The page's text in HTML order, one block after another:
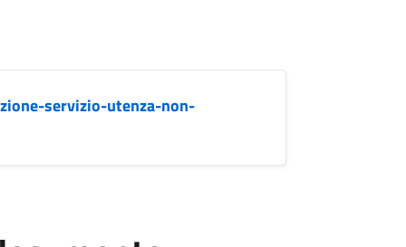
servizio-utenza-non-